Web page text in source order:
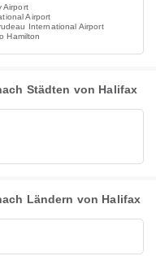
Airport
Airport
International Airport
Hamilton
Städten von Halifax
Ländern von Halifax